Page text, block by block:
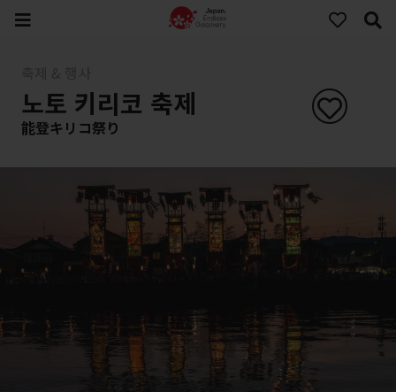
노토 키리코 축제
能登キリコ祭り